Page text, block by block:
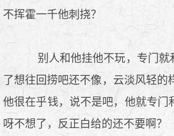
不挥霍一千他刺挠？
别人和他挂他不玩，专门就
了想往回捞吧还不像，云淡风轻的
他很在乎钱，说不是吧，他就专门
呀不想了，反正白给的还不要啊？